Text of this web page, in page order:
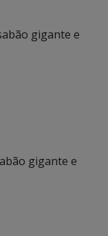
gigante e
gigante e